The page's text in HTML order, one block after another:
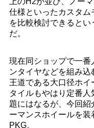
仕様といったカスタ
を比較検討できると
だ。
現在同ショップで一番
ンタイヤなどを組み
王道である大口径ホイ
タイルもやはり定番
題にはなるが、今回
ーマンスホイールを
PKG。